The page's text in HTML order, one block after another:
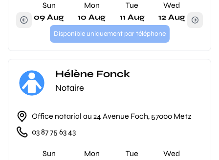
Sun
09 Aug
Mon
10 Aug
Tue
11 Aug
Wed
12 Aug
Disponible uniquement par téléphone
Hélène Fonck
Notaire
Office notarial au 24 Avenue Foch, 57000 Metz
03 87 75 63 43
Sun
Mon
Tue
Wed